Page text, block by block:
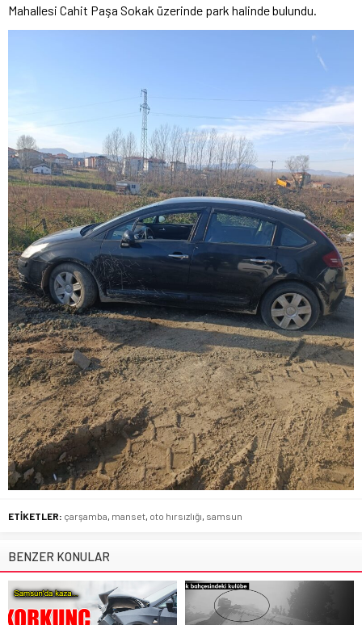
Mahallesi Cahit Paşa Sokak üzerinde park halinde bulundu.
ETİKETLER: çarşamba, manset, oto hırsızlığı, samsun
BENZER KONULAR